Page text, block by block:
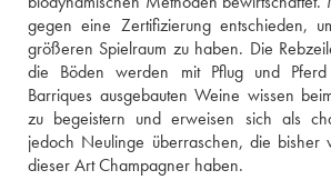
gegen eine Zertifizierung entschieden,
größeren Spielraum zu haben. Die
die Böden werden mit Pflug und
Barriques ausgebauten Weine wissen
zu begeistern und erweisen sich als
jedoch Neulinge überraschen, die bisher
dieser Art Champagner haben.